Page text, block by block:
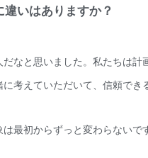
いはありますか？
だなと思いました。私たちは
考えていただいて、信頼でき
は最初からずっと変わらない